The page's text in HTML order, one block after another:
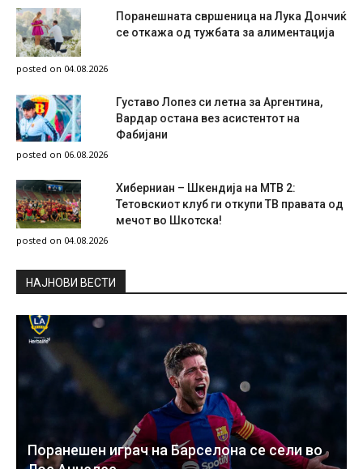
Поранешната свршеница на Лука Дончиќ
се откажа од тужбата за алиментација
posted on 04.08.2026
Густаво Лопез си летна за Аргентина,
Вардар остана вез асистентот на
Фабијани
posted on 06.08.2026
Хиберниан – Шкендија на МТВ 2:
Тетовскиот клуб ги откупи ТВ правата од
мечот во Шкотска!
posted on 04.08.2026
НAЈНОВИ ВЕСТИ
Поранешен играч на Барселона се сели во